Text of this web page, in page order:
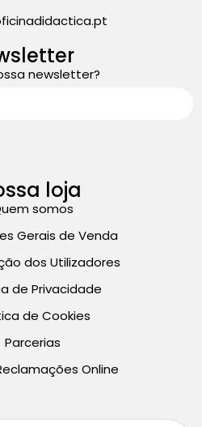
newsletter?
loja
somos
Gerais de Venda
dos Utilizadores
de Privacidade
de Cookies
Parcerias
Online